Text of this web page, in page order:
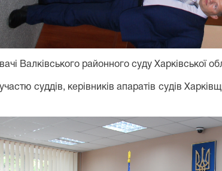
Валківського районного суду Харківської
суддів, керівників апаратів судів